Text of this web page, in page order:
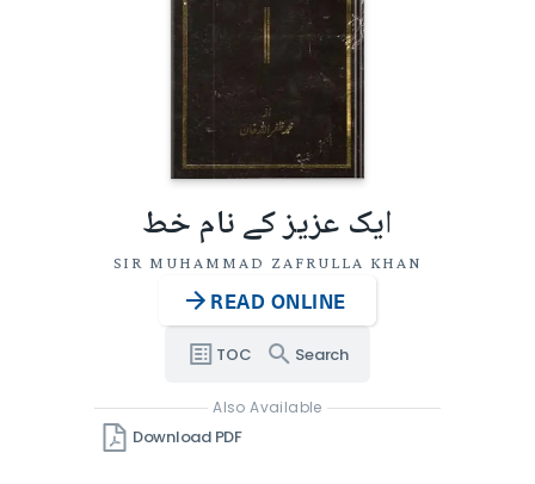
ایک عزیز کے نام خط
SIR MUHAMMAD ZAFRULLA KHAN
READ ONLINE
TOC Search
Also Available
Download PDF